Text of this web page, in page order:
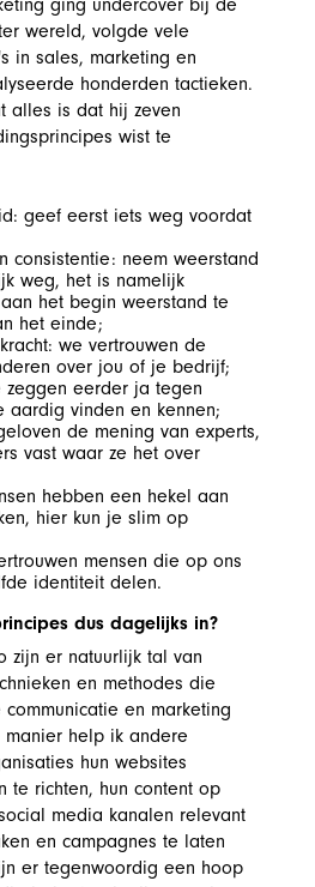
ging undercover bij de
wereld, volgde vele
in sales, marketing en
honderden tactieken.
alles is dat hij zeven
wist te
geef eerst iets weg voordat
consistentie: neem weerstand
weg, het is namelijk
het begin weerstand te
het einde;
we vertrouwen de
over jou of je bedrijf;
zeggen eerder ja tegen
aardig vinden en kennen;
de mening van experts,
vast waar ze het over
hebben een hekel aan
hier kun je slim op
mensen die op ons
identiteit delen.
dus dagelijks in?
zijn er natuurlijk tal van
en methodes die
en marketing
help ik andere
hun websites
te richten, hun content op
media kanalen relevant
en campagnes te laten
er tegenwoordig een hoop